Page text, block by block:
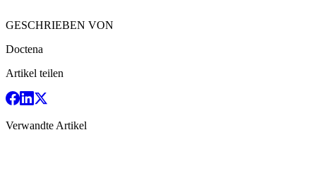
GESCHRIEBEN VON
Doctena
Artikel teilen
Verwandte Artikel